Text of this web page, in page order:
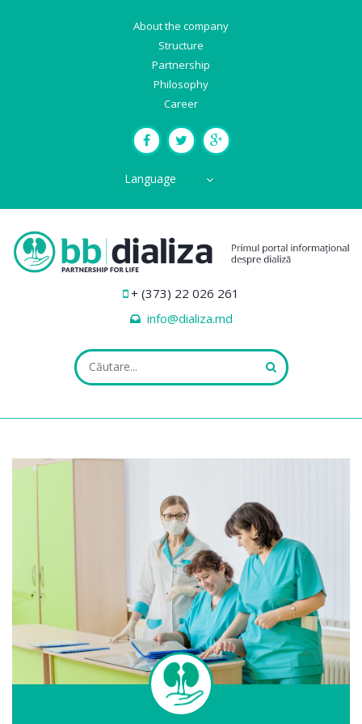
About the company
Structure
Partnership
Philosophy
Career
Language
ALL FIELDS ARE REQUIRED.
Close Appointment form
+ (373) 22 026 261
info@dializa.md